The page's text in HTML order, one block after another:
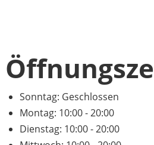
Sonntag: Geschlossen
Montag: 10:00 - 20:00
Dienstag: 10:00 - 20:00